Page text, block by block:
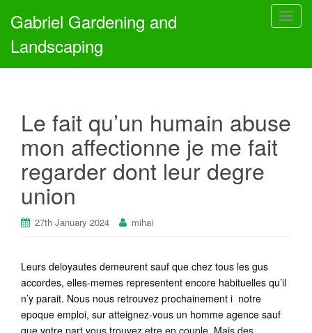
T
g
a
Gabriel Gardening and
Landscaping
Le fait qu’un humain abuse
mon affectionne je me fait
regarder dont leur degre
union
27th January 2024 mihai
Leurs deloyautes demeurent sauf que chez tous les gus
accordes, elles-memes representent encore habituelles qu’il
n’y parait. Nous nous retrouvez prochainement i notre
epoque emploi, sur atteignez-vous un homme agence sauf
que votre part vous trouvez etre en couple. Mais des